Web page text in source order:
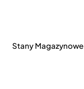
Stany Magazynowe